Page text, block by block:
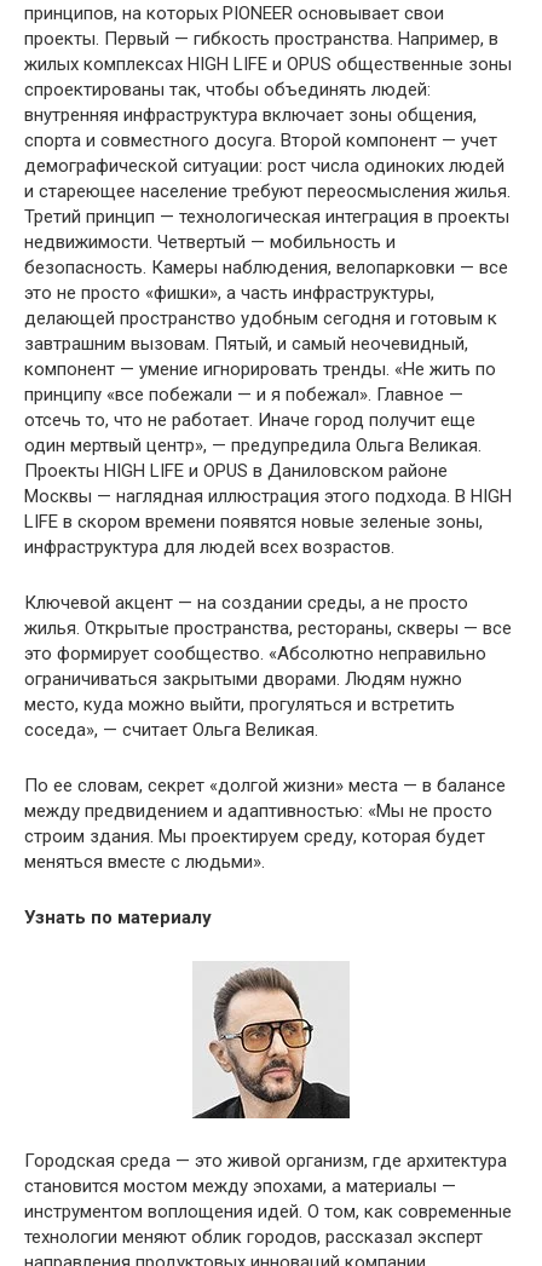
принципов, на которых PIONEER основывает свои
проекты. Первый — гибкость пространства. Например, в
жилых комплексах HIGH LIFE и OPUS общественные зоны
спроектированы так, чтобы объединять людей:
внутренняя инфраструктура включает зоны общения,
спорта и совместного досуга. Второй компонент — учет
демографической ситуации: рост числа одиноких людей
и стареющее население требуют переосмысления жилья.
Третий принцип — технологическая интеграция в проекты
недвижимости. Четвертый — мобильность и
безопасность. Камеры наблюдения, велопарковки — все
это не просто «фишки», а часть инфраструктуры,
делающей пространство удобным сегодня и готовым к
завтрашним вызовам. Пятый, и самый неочевидный,
компонент — умение игнорировать тренды. «Не жить по
принципу «все побежали — и я побежал». Главное —
отсечь то, что не работает. Иначе город получит еще
один мертвый центр», — предупредила Ольга Великая.
Проекты HIGH LIFE и OPUS в Даниловском районе
Москвы — наглядная иллюстрация этого подхода. В HIGH
LIFE в скором времени появятся новые зеленые зоны,
инфраструктура для людей всех возрастов.
Ключевой акцент — на создании среды, а не просто
жилья. Открытые пространства, рестораны, скверы — все
это формирует сообщество. «Абсолютно неправильно
ограничиваться закрытыми дворами. Людям нужно
место, куда можно выйти, прогуляться и встретить
соседа», — считает Ольга Великая.
По ее словам, секрет «долгой жизни» места — в балансе
между предвидением и адаптивностью: «Мы не просто
строим здания. Мы проектируем среду, которая будет
меняться вместе с людьми».
Узнать по материалу
Городская среда — это живой организм, где архитектура
становится мостом между эпохами, а материалы —
инструментом воплощения идей. О том, как современные
технологии меняют облик городов, рассказал эксперт